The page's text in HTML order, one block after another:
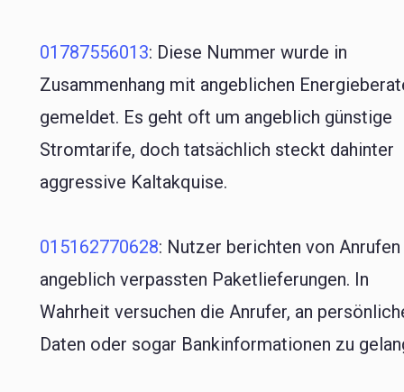
01787556013: Diese Nummer wurde in
Zusammenhang mit angeblichen
gemeldet. Es geht oft um angeblich günstige
Stromtarife, doch tatsächlich steckt dahinter
aggressive Kaltakquise.
015162770628: Nutzer berichten von
angeblich verpassten Paketlieferungen. In
Wahrheit versuchen die Anrufer, an
Daten oder sogar Bankinformationen zu